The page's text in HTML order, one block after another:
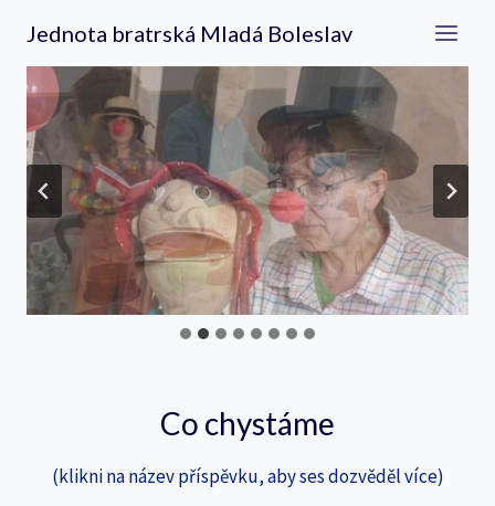
obsah
Jednota bratrská Mladá Boleslav
Co chystáme
(klikni na název příspěvku, aby ses dozvěděl více)